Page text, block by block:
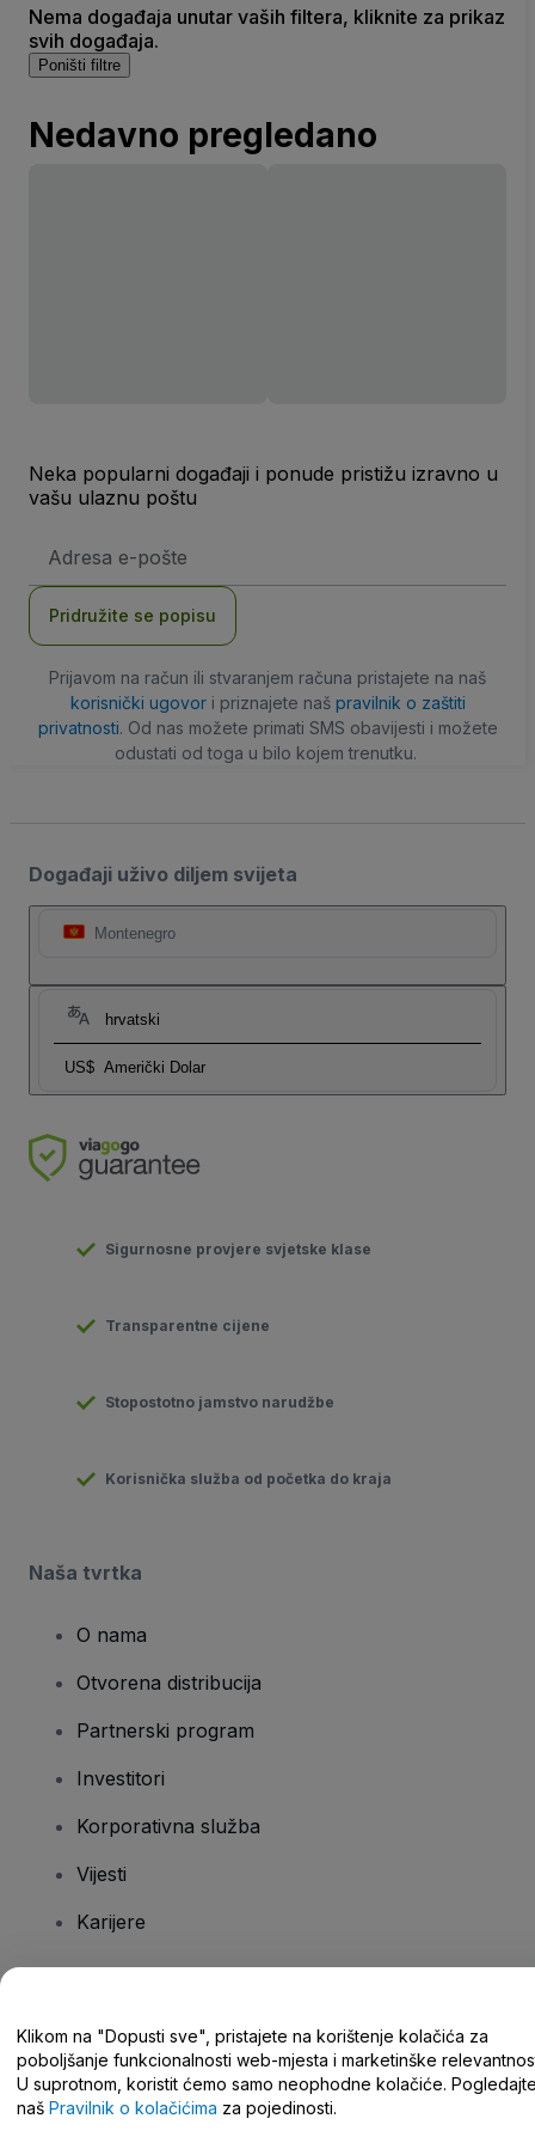
Nema događaja unutar vaših filtera, kliknite za prikaz
svih događaja.
Poništi filtre
Nedavno pregledano
Neka popularni događaji i ponude pristižu izravno u
vašu ulaznu poštu
mail
Pridružite se popisu
Prijavom na račun ili stvaranjem računa pristajete na naš
korisnički ugovori priznajete naš pravilnik o zaštiti
privatnosti. Od nas možete primati SMS obavijesti i možete
odustati od toga u bilo kojem trenutku.
Događaji uživo diljem svijeta
Montenegro
hrvatski
US$ Američki Dolar
Sigurnosne provjere svjetske klase
Transparentne cijene
Stopostotno jamstvo narudžbe
Korisnička služba od početka do kraja
Naša tvrtka
O nama
Otvorena distribucija
Partnerski program
Investitori
Korporativna služba
Vijesti
Karijere
Centar za pomoć/kontaktirajte nas
Klikom na "Dopusti sve", pristajete na korištenje kolačića za
poboljšanje funkcionalnosti web-mjesta i marketinške
U suprotnom, koristit ćemo samo neophodne kolačiće.
naš Pravilnik o kolačićima za pojedinosti.